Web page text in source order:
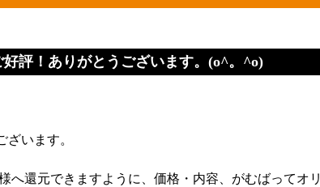
好評！ありがとうございます。(o^。^o)
います。
還元できますように、価格・内容、がむばってオリ